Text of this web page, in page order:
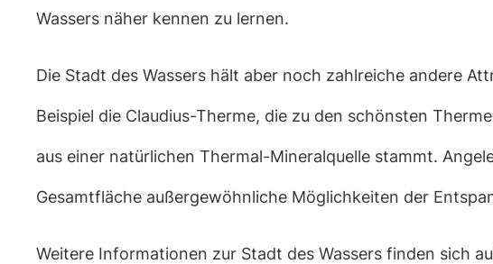
Wassers näher kennen zu lernen.
Die Stadt des Wassers hält aber noch zahlreiche andere
Beispiel die Claudius-Therme, die zu den schönsten
aus einer natürlichen Thermal-Mineralquelle stammt.
Gesamtfläche außergewöhnliche Möglichkeiten der
Weitere Informationen zur Stadt des Wassers finden sich